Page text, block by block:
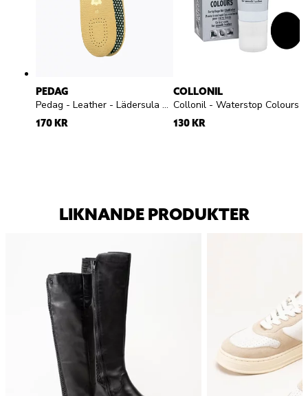
PEDAG
Pedag - Leather - Lädersula med aktivt kol
170 KR
COLLONIL
130 KR
LIKNANDE PRODUKTER